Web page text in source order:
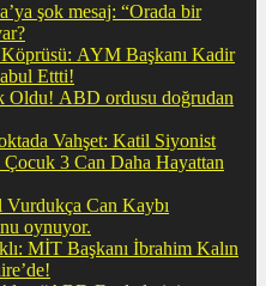
şok mesaj: “Orada bir
AYM Başkanı Kadir
Ettti!
doğrudan
Vahşet: Katil Siyonist
3 Can Daha Hayattan
Can Kaybı
oynuyor.
MİT Başkanı İbrahim Kalın